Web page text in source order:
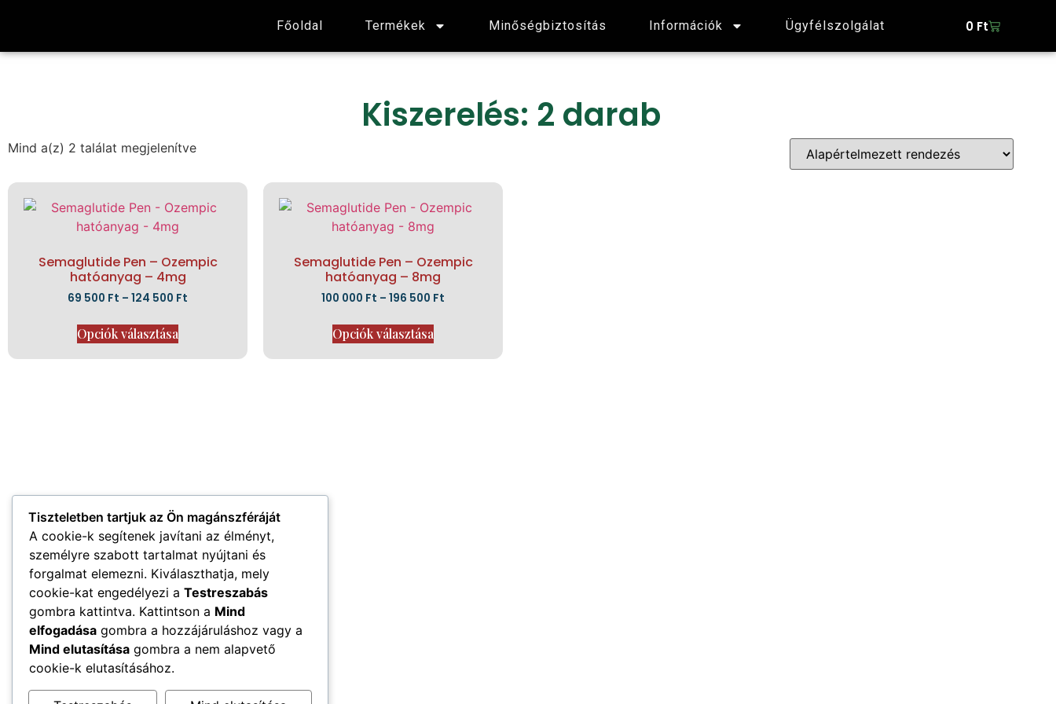
Főoldal Termékek Minőségbiztosítás Információk Ügyfélszolgálat 0 Ft
Kiszerelés: 2 darab
Mind a(z) 2 találat megjelenítve
Semaglutide Pen – Ozempic
hatóanyag – 4mg
69 500 Ft – 124 500 Ft
Opciók választása
Semaglutide Pen – Ozempic
hatóanyag – 8mg
100 000 Ft – 196 500 Ft
Opciók választása
Weboldalunkon a legújabb generációs fogyasztószerek és
tirzepatide alapú készítmények várnak, amelyek hatékonyan
támogatják a gyors, biztonságos és tartós fogyást –
kompromisszumok nélkül.
Tiszteletben tartjuk az Ön magánszféráját
A cookie-k segítenek javítani az élményt,
személyre szabott tartalmat nyújtani és
forgalmat elemezni. Kiválaszthatja, mely
cookie-kat engedélyezi a Testreszabás
gombra kattintva. Kattintson a Mind
elfogadása gombra a hozzájáruláshoz vagy a
Mind elutasítása gombra a nem alapvető
cookie-k elutasításához.